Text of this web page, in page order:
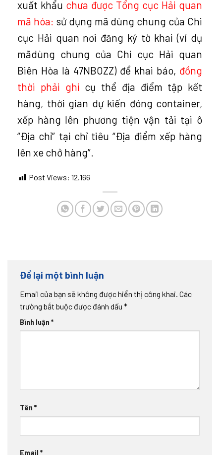
xuất khẩu chưa được Tổng cục Hải quan
mã hóa: sử dụng mã dùng chung của Chi
cục Hải quan nơi đăng ký tờ khai (ví dụ
mãdùng chung của Chi cục Hải quan
Biên Hòa là 47NBOZZ) để khai báo, đồng
thời phải ghi cụ thể địa điểm tập kết
hàng, thời gian dự kiến đóng container,
xếp hàng lên phương tiện vận tải tại ô
“Địa chỉ” tại chỉ tiêu “Địa điểm xếp hàng
lên xe chở hàng”.
Post Views: 12.166
Để lại một bình luận
Email của bạn sẽ không được hiển thị công khai. Các
trường bắt buộc được đánh dấu *
Bình luận *
Tên *
Email *